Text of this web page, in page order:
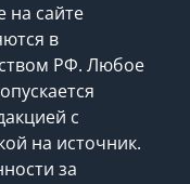
на сайте
в
РФ. Любое
с
на источник.
за